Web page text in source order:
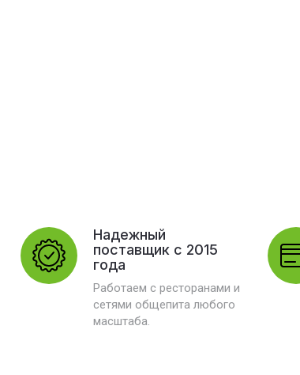
Надежный
поставщик с 2015
года
Работаем с ресторанами и
сетями общепита любого
масштаба.